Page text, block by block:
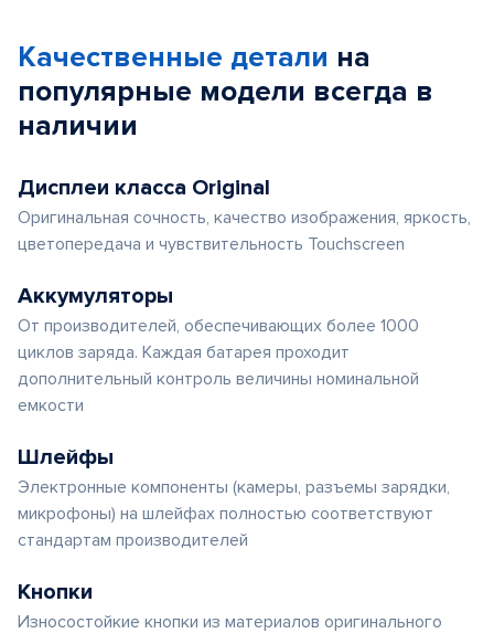
Качественные детали на
популярные модели всегда в
наличии
Дисплеи класса Original
Оригинальная сочность, качество изображения, яркость,
цветопередача и чувствительность Touchscreen
Аккумуляторы
От производителей, обеспечивающих более 1000
циклов заряда. Каждая батарея проходит
дополнительный контроль величины номинальной
емкости
Шлейфы
Электронные компоненты (камеры, разъемы зарядки,
микрофоны) на шлейфах полностью соответствуют
стандартам производителей
Кнопки
Износостойкие кнопки из материалов оригинального